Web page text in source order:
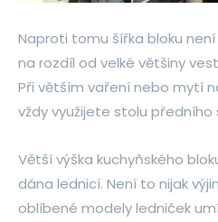
Naproti tomu šířka bloku
na rozdíl od velké většiny
Při větším vaření nebo mytí
vždy využijete stolu předního
Větší výška kuchyňského
dána lednicí. Není to nijak
oblíbené modely ledniček